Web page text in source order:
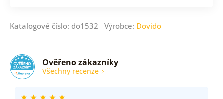
Katalogové číslo: do1532 Výrobce: Dovido
Ověřeno zákazníky
Všechny recenze